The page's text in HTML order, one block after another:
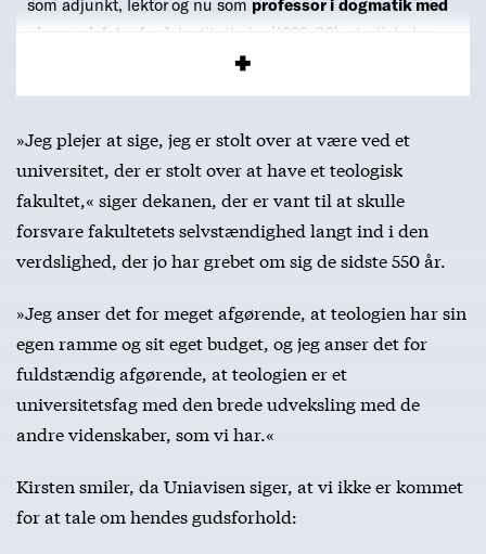
som adjunkt, lektor og nu som professor i dogmatik med
økumenisk teologi . Institutleder (1999-02), studieleder
(2002-10), prodekan (2011-13) og
»Jeg plejer at sige, jeg er stolt over at være ved et
universitet, der er stolt over at have et teologisk
fakultet,« siger dekanen, der er vant til at skulle
forsvare fakultetets selvstændighed langt ind i den
verdslighed, der jo har grebet om sig de sidste 550 år.
»Jeg anser det for meget afgørende, at teologien har sin
egen ramme og sit eget budget, og jeg anser det for
fuldstændig afgørende, at teologien er et
universitetsfag med den brede udveksling med de
andre videnskaber, som vi har.«
Kirsten smiler, da Uniavisen siger, at vi ikke er kommet
for at tale om hendes gudsforhold: